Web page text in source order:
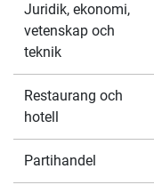
Juridik, ekonomi,
vetenskap och
teknik
Restaurang och
hotell
Partihandel